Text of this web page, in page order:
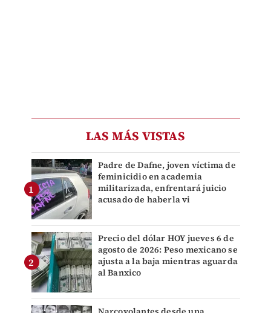
LAS MÁS VISTAS
Padre de Dafne, joven víctima de
feminicidio en academia
militarizada, enfrentará juicio
acusado de haberla vi
Precio del dólar HOY jueves 6 de
agosto de 2026: Peso mexicano se
ajusta a la baja mientras aguarda
al Banxico